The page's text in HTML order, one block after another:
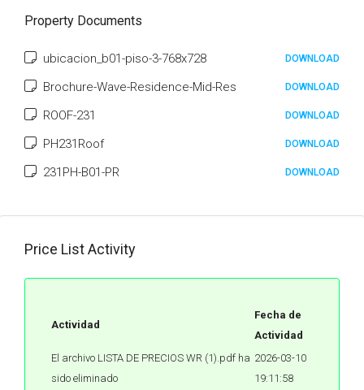
Property Documents
ubicacion_b01-piso-3-768x728 DOWNLOAD
Brochure-Wave-Residence-Mid-Res DOWNLOAD
ROOF-231 DOWNLOAD
PH231Roof DOWNLOAD
231PH-B01-PR DOWNLOAD
Price List Activity
Actividad
Fecha de
Actividad
El archivo LISTA DE PRECIOS WR (1).pdf ha
sido eliminado
2026-03-10
19:11:58